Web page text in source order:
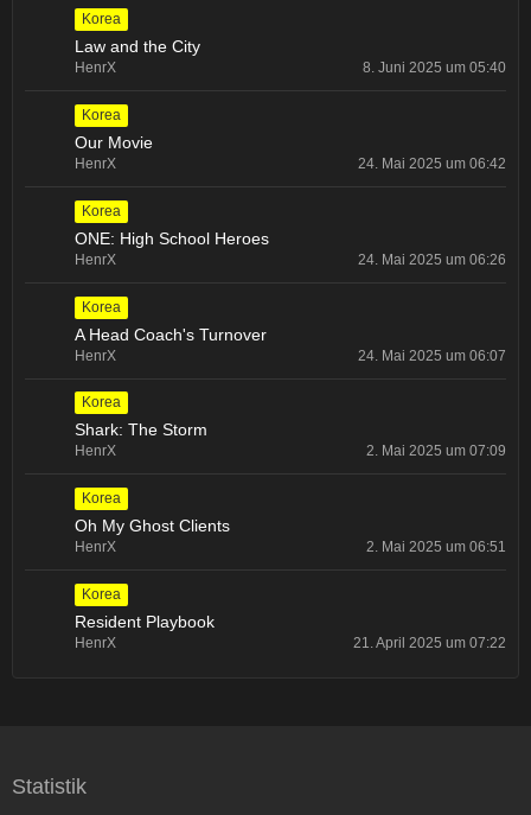
Korea
Law and the City
HenrX 8. Juni 2025 um 05:40
Korea
Our Movie
HenrX 24. Mai 2025 um 06:42
Korea
ONE: High School Heroes
HenrX 24. Mai 2025 um 06:26
Korea
A Head Coach's Turnover
HenrX 24. Mai 2025 um 06:07
Korea
Shark: The Storm
HenrX 2. Mai 2025 um 07:09
Korea
Oh My Ghost Clients
HenrX 2. Mai 2025 um 06:51
Korea
Resident Playbook
HenrX 21. April 2025 um 07:22
Statistik